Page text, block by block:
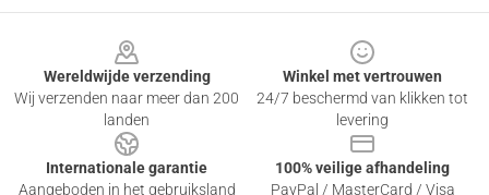
Wereldwijde verzending
Wij verzenden naar meer dan 200
landen
Winkel met vertrouwen
24/7 beschermd van klikken tot
levering
Internationale garantie
Aangeboden in het gebruiksland
100% veilige afhandeling
PayPal / MasterCard / Visa